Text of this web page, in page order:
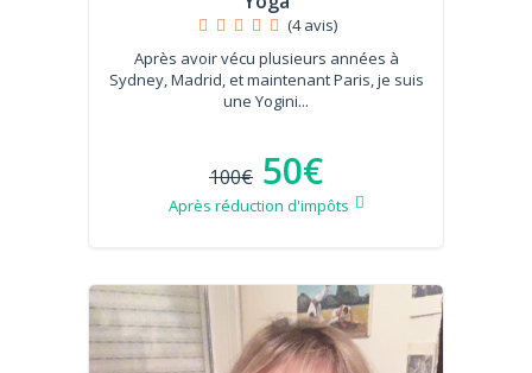
(4 avis)
Après avoir vécu plusieurs années à
Sydney, Madrid, et maintenant Paris, je suis
une Yogini...
100€ 50€
Après réduction d'impôts